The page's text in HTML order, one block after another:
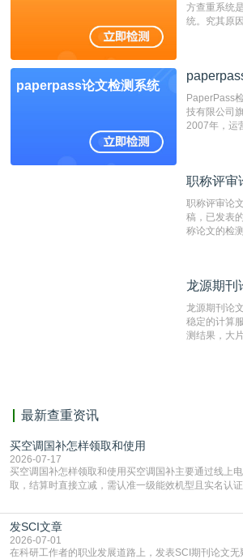
方查重系统
统。究其原
非。其次，
重的推荐系
paperpass论文检测系统
PaperPass
技有限公司
2007年，运
检测速度快
职称评审
职称评审论
稿，已发表
称论文的检
编辑部检测
测时注意填
表文献复制
龙源期刊
龙源期刊论
稳定的计算
测结果，大
最新查重资讯
买空调国补怎样领取和使用
2026-07-17
买空调国补怎样领取和使用买空调国补主要通过线上
取，结算时直接立减‌，需认准一级能效机型且实名认
能领到补贴首选‌京东APP‌搜索专属口令(如【家电补贴
4949】等，口令会随活动更新，以页面显示为准)进入
复制粘贴【8$FKFGgJq
发SCI文章
2026-07-01
在科研工作者的职业发展道路上，发表SCI期刊论文无